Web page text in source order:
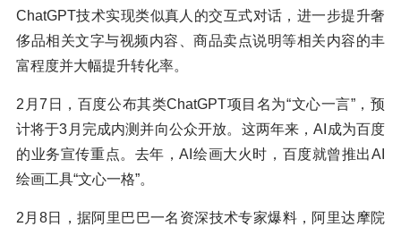
ChatGPT技术实现类似真人的交互式对话，进一步提升奢
侈品相关文字与视频内容、商品卖点说明等相关内容的丰
富程度并大幅提升转化率。
2月7日，百度公布其类ChatGPT项目名为“文心一言”，预
计将于3月完成内测并向公众开放。这两年来，AI成为百度
的业务宣传重点。去年，AI绘画大火时，百度就曾推出AI
绘画工具“文心一格”。
2月8日，据阿里巴巴一名资深技术专家爆料，阿里达摩院